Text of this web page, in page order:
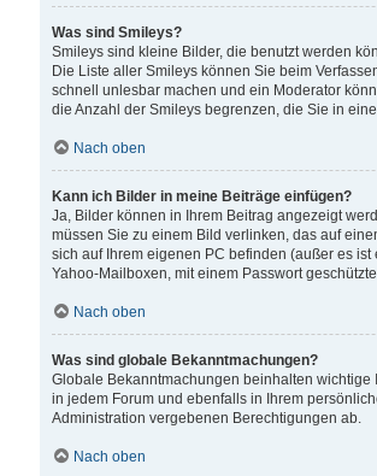
Was sind Smileys?
Smileys sind kleine Bilder, die benutzt werden
Die Liste aller Smileys können Sie beim
schnell unlesbar machen und ein Moderator
die Anzahl der Smileys begrenzen, die Sie in
Nach oben
Kann ich Bilder in meine Beiträge einfügen?
Ja, Bilder können in Ihrem Beitrag angezeigt
müssen Sie zu einem Bild verlinken, das auf
sich auf Ihrem eigenen PC befinden (außer es
Yahoo-Mailboxen, mit einem Passwort
Nach oben
Was sind globale Bekanntmachungen?
Globale Bekanntmachungen beinhalten
in jedem Forum und ebenfalls in Ihrem
Administration vergebenen Berechtigungen ab.
Nach oben